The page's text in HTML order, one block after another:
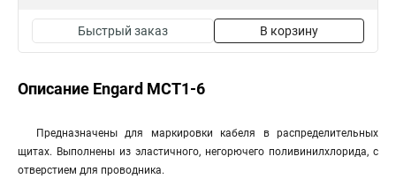
Быстрый заказ В корзину
Описание Engard MCT1-6
Предназначены для маркировки кабеля в распределительных
щитах. Выполнены из эластичного, негорючего поливинилхлорида, с
отверстием для проводника.